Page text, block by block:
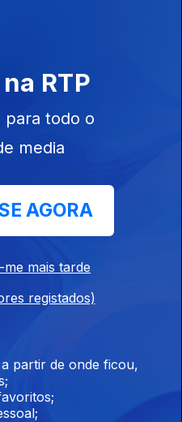
11 set. 2017
RTP
para todo o
media
AGORA
mais tarde
registados)
partir de onde ficou,